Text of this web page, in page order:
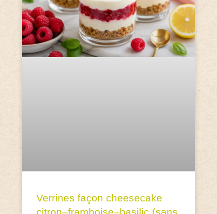
Verrines façon cheesecake